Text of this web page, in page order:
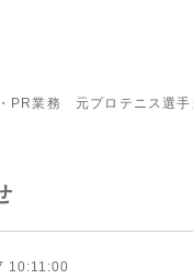
PR業務 元プロテニス選
10:11:00